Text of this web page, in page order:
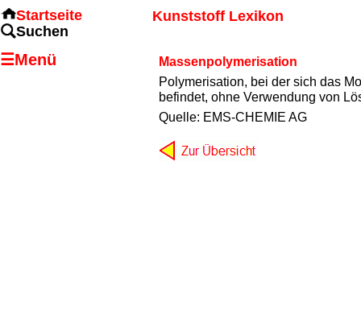
Kunststoff Lexikon
Massenpolymerisation
Polymerisation, bei der sich das
befindet, ohne Verwendung von
Quelle: EMS-CHEMIE AG
Startseite
Suchen
☰Menü